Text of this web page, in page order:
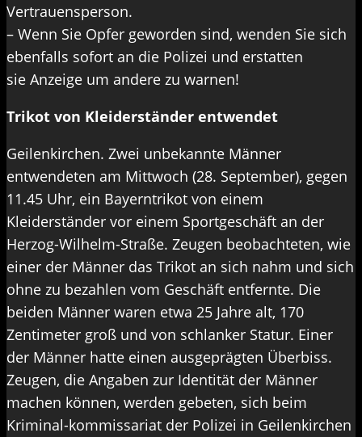
Vertrauensperson.
– Wenn Sie Opfer geworden sind, wenden Sie sich
ebenfalls sofort an die Polizei und erstatten
sie Anzeige um andere zu warnen!
Trikot von Kleiderständer entwendet
Geilenkirchen. Zwei unbekannte Männer
entwendeten am Mittwoch (28. September), gegen
11.45 Uhr, ein Bayerntrikot von einem
Kleiderständer vor einem Sportgeschäft an der
Herzog-Wilhelm-Straße. Zeugen beobachteten, wie
einer der Männer das Trikot an sich nahm und sich
ohne zu bezahlen vom Geschäft entfernte. Die
beiden Männer waren etwa 25 Jahre alt, 170
Zentimeter groß und von schlanker Statur. Einer
der Männer hatte einen ausgeprägten Überbiss.
Zeugen, die Angaben zur Identität der Männer
machen können, werden gebeten, sich beim
Kriminal-kommissariat der Polizei in Geilenkirchen